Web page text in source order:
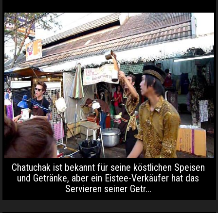
Chatuchak ist bekannt für seine köstlichen Speisen
und Getränke, aber ein Eistee-Verkäufer hat das
Servieren seiner Getr...